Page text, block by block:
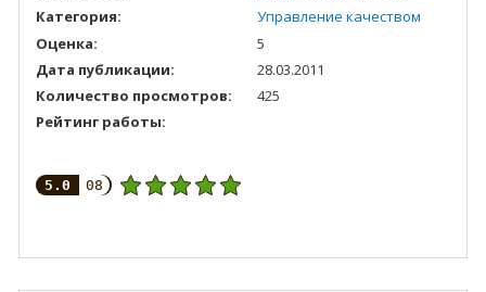
Категория:
Управление качеством
Оценка:
5
Дата публикации:
28.03.2011
Количество просмотров:
425
Рейтинг работы:
5.0 08